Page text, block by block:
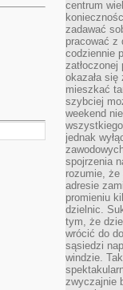
centrum
zadawać
pracować z
codziennie
okazała
mieszkać
szybciej
weekend
jednak
spojrzenia
rozumie, że
adresie
promieniu
dzielnic.
tym, że
wrócić do
sąsiedzi
windzie.
zwyczajnie